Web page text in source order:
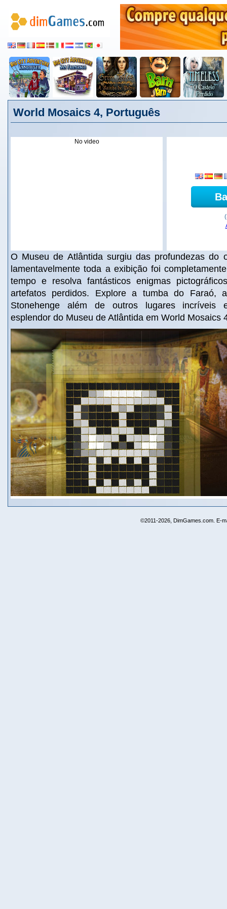
World Mosaics 4, Português
No video
O Museu de Atlântida surgiu das profundezas do
lamentavelmente toda a exibição foi
tempo e resolva fantásticos enigmas
artefatos perdidos. Explore a tumba do Faraó,
Stonehenge além de outros lugares incríveis
esplendor do Museu de Atlântida em World Mosaics
©2011-2026, DimGames.com. E-